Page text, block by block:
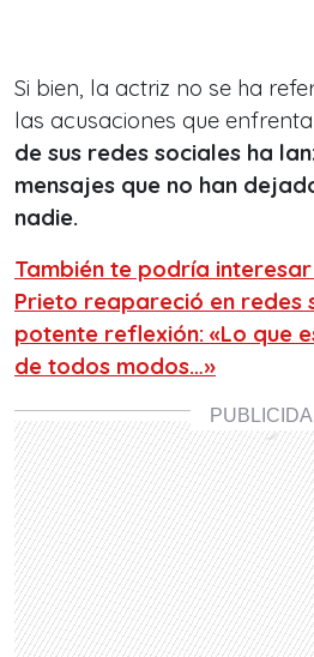
Si bien, la actriz no se ha
las acusaciones que
de sus redes sociales ha
mensajes que no han
nadie.
También te podría
Prieto reapareció en redes
potente reflexión: «Lo que
de todos modos…»